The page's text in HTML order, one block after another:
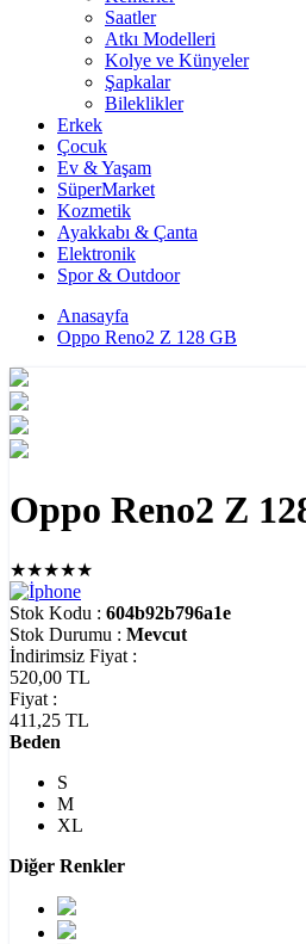
Saatler
Atkı Modelleri
Kolye ve Künyeler
Şapkalar
Bileklikler
Erkek
Çocuk
Ev & Yaşam
SüperMarket
Kozmetik
Ayakkabı & Çanta
Elektronik
Spor & Outdoor
Anasayfa
Oppo Reno2 Z 128 GB
Oppo Reno2 Z
★★★★★
Stok Kodu : 604b92b796a1e
Stok Durumu : Mevcut
İndirimsiz Fiyat :
520,00 TL
Fiyat :
411,25 TL
Beden
S
M
XL
Diğer Renkler